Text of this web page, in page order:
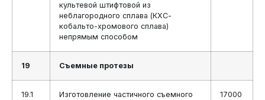
культевой штифтовой из
неблагородного сплава (КХС-
кобальто-хромового сплава)
непрямым способом
19 Съемные протезы
19.1
Изготовление частичного съемного
17000